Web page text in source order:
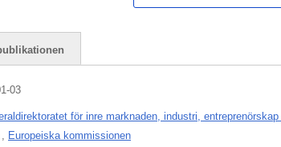
03
för inre marknaden, industri,
Europeiska kommissionen